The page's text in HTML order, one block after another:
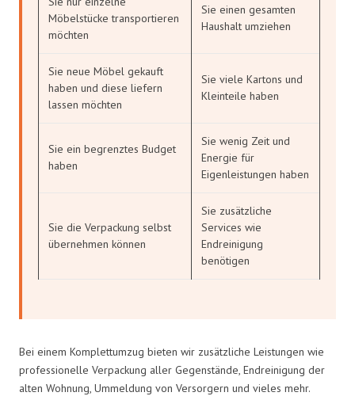
Möbelstücke transportieren
möchten
Sie einen gesamten
Haushalt umziehen
Sie neue Möbel gekauft
haben und diese liefern
lassen möchten
Sie viele Kartons und
Kleinteile haben
Sie ein begrenztes Budget
haben
Sie wenig Zeit und
Energie für
Eigenleistungen haben
Sie die Verpackung selbst
übernehmen können
Sie zusätzliche
Services wie
Endreinigung
benötigen
Bei einem Komplettumzug bieten wir zusätzliche Leistungen wie
professionelle Verpackung aller Gegenstände, Endreinigung der
alten Wohnung, Ummeldung von Versorgern und vieles mehr.